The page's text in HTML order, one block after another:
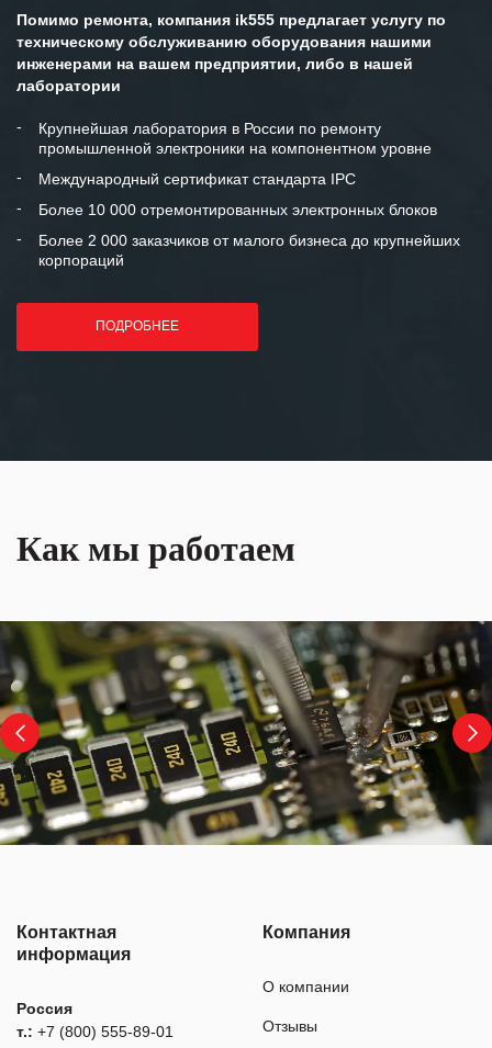
готовность помочь в самых сложных
Мы высоко ценим сложившиеся
и доверительные партнерские
отношения и искренне желаем
«Инженерной компании «555» долгих
лет успеха и процветания.
Помимо ремонта, компания ik555 предлагает услугу по
техническому обслуживанию оборудования нашими
инженерами на вашем предприятии, либо в нашей
лаборатории
Крупнейшая лаборатория в России по ремонту
промышленной электроники на компонентном уровне
Международный сертификат стандарта IPC
Более 10 000 отремонтированных электронных блоков
Более 2 000 заказчиков от малого бизнеса до крупнейших
корпораций
ПОДРОБНЕЕ
Как мы работаем
Контактная
информация
Россия
т.: +7 (800) 555-89-01
Компания
О компании
Отзывы